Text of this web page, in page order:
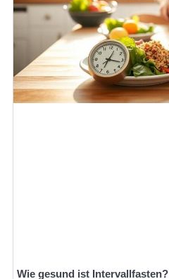
Wie gesund ist Intervallfasten?